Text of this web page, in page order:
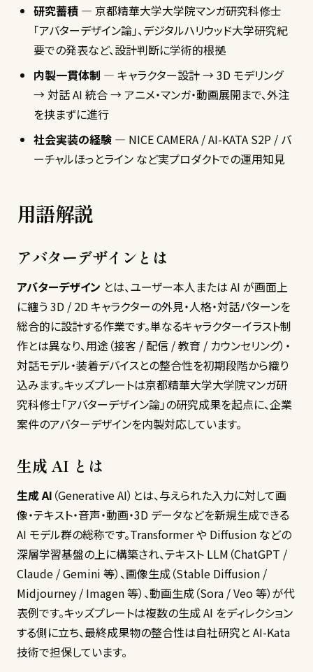
研究蓄積 — 京都精華大学大学院マンガ研究科修士
「アバターデザイン論」、デジタルハリウッド大学研究紀
要での発表など、設計判断に学術的根拠
内製一貫体制 — キャラクター設計 → 3D モデリング
→ 対話 AI 統合 → アニメ・マンガ・動画展開まで、外注
を挟まずに進行
社会実装の経験 — NICE CAMERA / AI-KATA S2P / バ
ーチャルほっとライン など実プロダクトでの運用知見
用語解説
アバターデザインとは
アバターデザイン とは、ユーザー本人または AI が画面上
に纏う 3D / 2D キャラクターの外見・人格・対話パターンを
総合的に設計する作業です。単なるキャラクターイラスト制
作とは異なり、用途（接客 / 配信 / 教育 / カウンセリング）・
対話モデル・装着デバイスとの整合性を初期段階から織り
込みます。キッズプレートは京都精華大学大学院マンガ研
究科修士「アバターデザイン論」の研究成果を起点に、企業
案件のアバターデザインを内製対応しています。
生成 AI とは
生成 AI （Generative AI）とは、与えられた入力に対して画
像・テキスト・音声・動画・3D データなどを新規生成できる
AI モデル群の総称です。Transformer や Diffusion などの
深層学習基盤の上に構築され、テキスト LLM（ChatGPT /
Claude / Gemini 等）、画像生成（Stable Diffusion /
Midjourney / Imagen 等）、動画生成（Sora / Veo 等）が代
表例です。キッズプレートは複数の生成 AI をディレクション
する側に立ち、最終成果物の整合性は自社研究と AI-Kata
技術で担保しています。